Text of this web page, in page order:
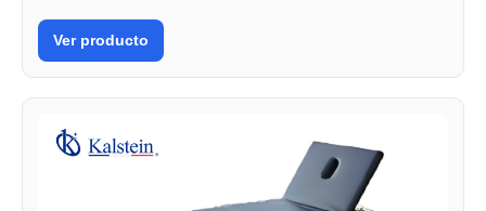
Ver producto